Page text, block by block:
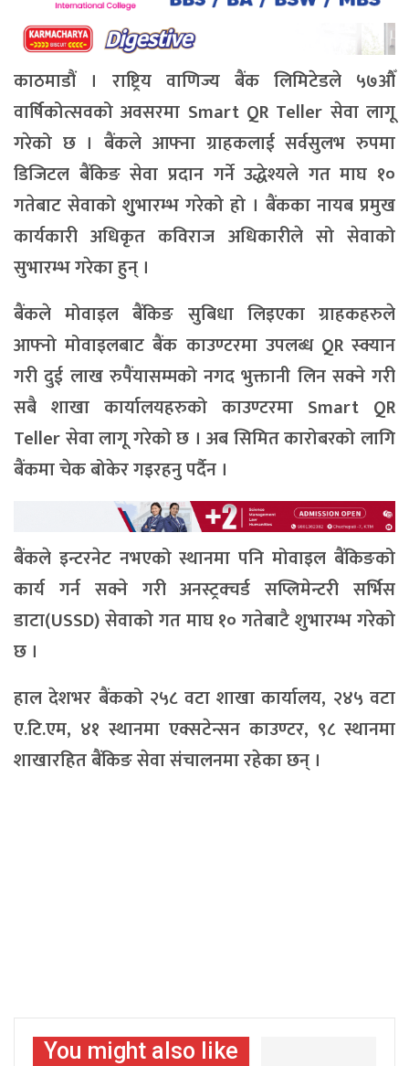
काठमाडौं । राष्ट्रिय वाणिज्य बैंक लिमिटेडले ५७औँ
वार्षिकोत्सवको अवसरमा Smart QR Teller सेवा लागू
गरेको छ । बैंकले आफ्ना ग्राहकलाई सर्वसुलभ रुपमा
डिजिटल बैंकिङ सेवा प्रदान गर्ने उद्धेश्यले गत माघ १०
गतेबाट सेवाको शुुभारम्भ गरेको हो । बैंकका नायब प्रमुख
कार्यकारी अधिकृत कविराज अधिकारीले सो सेवाको
सुभारम्भ गरेका हुन् ।
बैंकले मोवाइल बैंकिङ सुबिधा लिइएका ग्राहकहरुले
आफ्नो मोवाइलबाट बैंक काउण्टरमा उपलब्ध QR स्क्यान
गरी दुई लाख रुपैंयासम्मको नगद भुक्तानी लिन सक्ने गरी
सबै शाखा कार्यालयहरुको काउण्टरमा Smart QR
Teller सेवा लागू गरेको छ । अब सिमित कारोबरको लागि
बैंकमा चेक बोकेर गइरहनु पर्दैन ।
बैंकले इन्टरनेट नभएको स्थानमा पनि मोवाइल बैंकिङको
कार्य गर्न सक्ने गरी अनस्ट्रक्चर्ड सप्लिमेन्टरी सर्भिस
डाटा(USSD) सेवाको गत माघ १० गतेबाटै शुभारम्भ गरेको
छ ।
हाल देशभर बैंकको २५८ वटा शाखा कार्यालय, २४५ वटा
ए.टि.एम, ४१ स्थानमा एक्सटेन्सन काउण्टर, ९८ स्थानमा
शाखारहित बैंकिङ सेवा संचालनमा रहेका छन् ।
You might also like